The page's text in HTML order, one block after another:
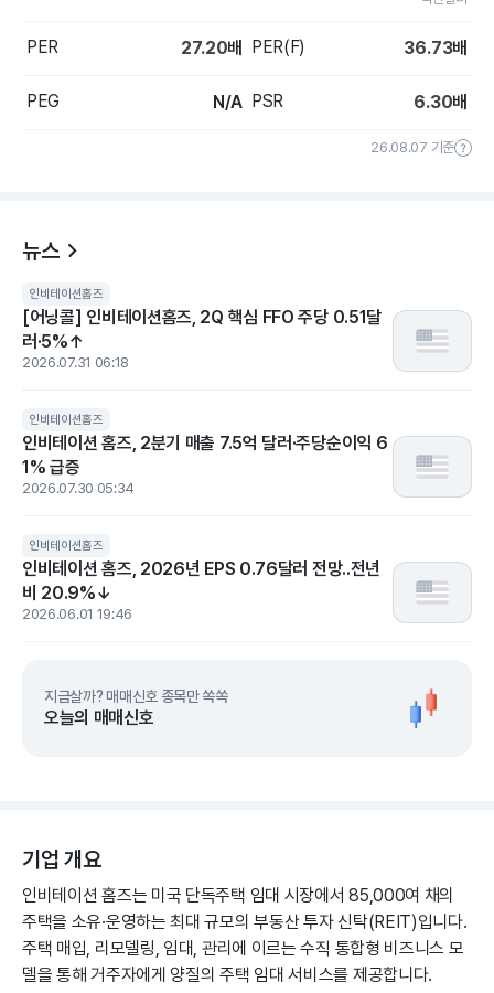
PER 27.20배 PER(F) 36.73배
PEG N/A PSR 6.30배
26.08.07 기준
뉴스
인비테이션홈즈
[어닝콜] 인비테이션홈즈, 2Q 핵심 FFO 주당 0.51달
러·5%↑
2026.07.31 06:18
인비테이션홈즈
인비테이션 홈즈, 2분기 매출 7.5억 달러·주당순이익 6
1% 급증
2026.07.30 05:34
인비테이션홈즈
인비테이션 홈즈, 2026년 EPS 0.76달러 전망..전년
비 20.9%↓
2026.06.01 19:46
지금살까? 매매신호 종목만 쏙쏙
오늘의 매매신호
기업 개요
인비테이션 홈즈는 미국 단독주택 임대 시장에서 85,000여 채의
주택을 소유·운영하는 최대 규모의 부동산 투자 신탁(REIT)입니다.
주택 매입, 리모델링, 임대, 관리에 이르는 수직 통합형 비즈니스 모
델을 통해 거주자에게 양질의 주택 임대 서비스를 제공합니다.